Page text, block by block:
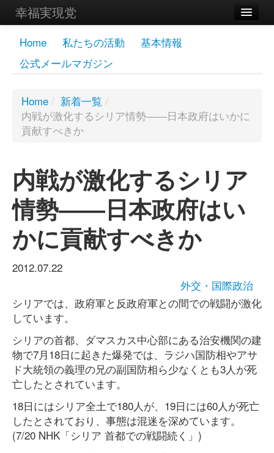
幸福実現党
メンバーズページ
党員
お問い合わせ
Home 私たちの活動
基本情報
公式メールマガジン
Home / 新着一覧 /
内戦が激化するシリア情勢――日本政府はいかに
貢献すべきか
内戦が激化するシリア
情勢――日本政府はい
かに貢献すべきか
2012.07.22
外交・国際政治
シリアでは、政府軍と反政府軍との間での戦闘が激化
しています。
シリアの首都、ダマスカス中心部にある治安機関の建
物で7月18日に起きた爆発では、ラジハ国防相やアサ
ド大統領の義理の兄の副国防相ら少なくとも3人が死
亡したとされています。
18日にはシリア全土で180人が、19日には60人が死亡
したとされており、事態は混迷を深めています。
(7/20 NHK「シリア 首都での戦闘続く」)